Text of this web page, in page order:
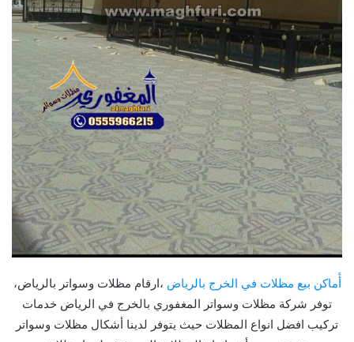
أٔماكن بيع مظلات في الخرج بالرياض ،ارقام مظلات وسواتر بالرياض،
توفر شركة مظلات وسواتر المغفوري بالخرج في الرياض خدمات
تركيب افضل انواع المظلات حيث يتوفر لدينا أشكال مظلات وسواتر